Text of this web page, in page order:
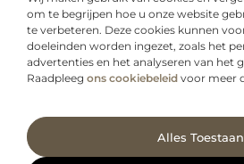
om te begrijpen hoe u onze website
te verbeteren. Deze cookies kunnen
doeleinden worden ingezet, zoals het
advertenties en het analyseren van het
Raadpleeg ons cookiebeleid voor meer
Alles Toestaan
Onze informatie